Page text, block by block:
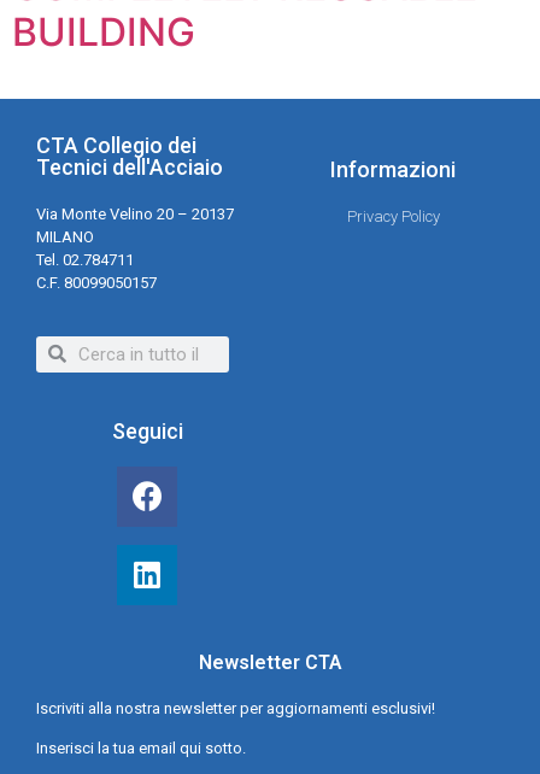
BUILDING
CTA Collegio dei
Tecnici dell'Acciaio
Via Monte Velino 20 – 20137
MILANO
Tel. 02.784711
C.F. 80099050157
Informazioni
Privacy Policy
Seguici
Newsletter CTA
Iscriviti alla nostra newsletter per aggiornamenti esclusivi!
Inserisci la tua email qui sotto.